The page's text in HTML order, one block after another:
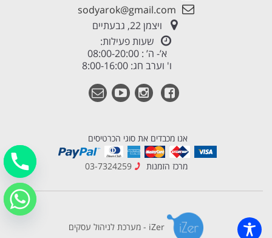
sodyarok@gmail.com
ויצמן 22, גבעתיים
שעות פעילות:
א’- ה’ : 08:00-20:00
ו' וערב חג: 8:00-16:00
אנו מכבדים את סוגי הכרטיסים
מרכז הזמנות 03-7324259
iZer - מערכת לניהול עסקים